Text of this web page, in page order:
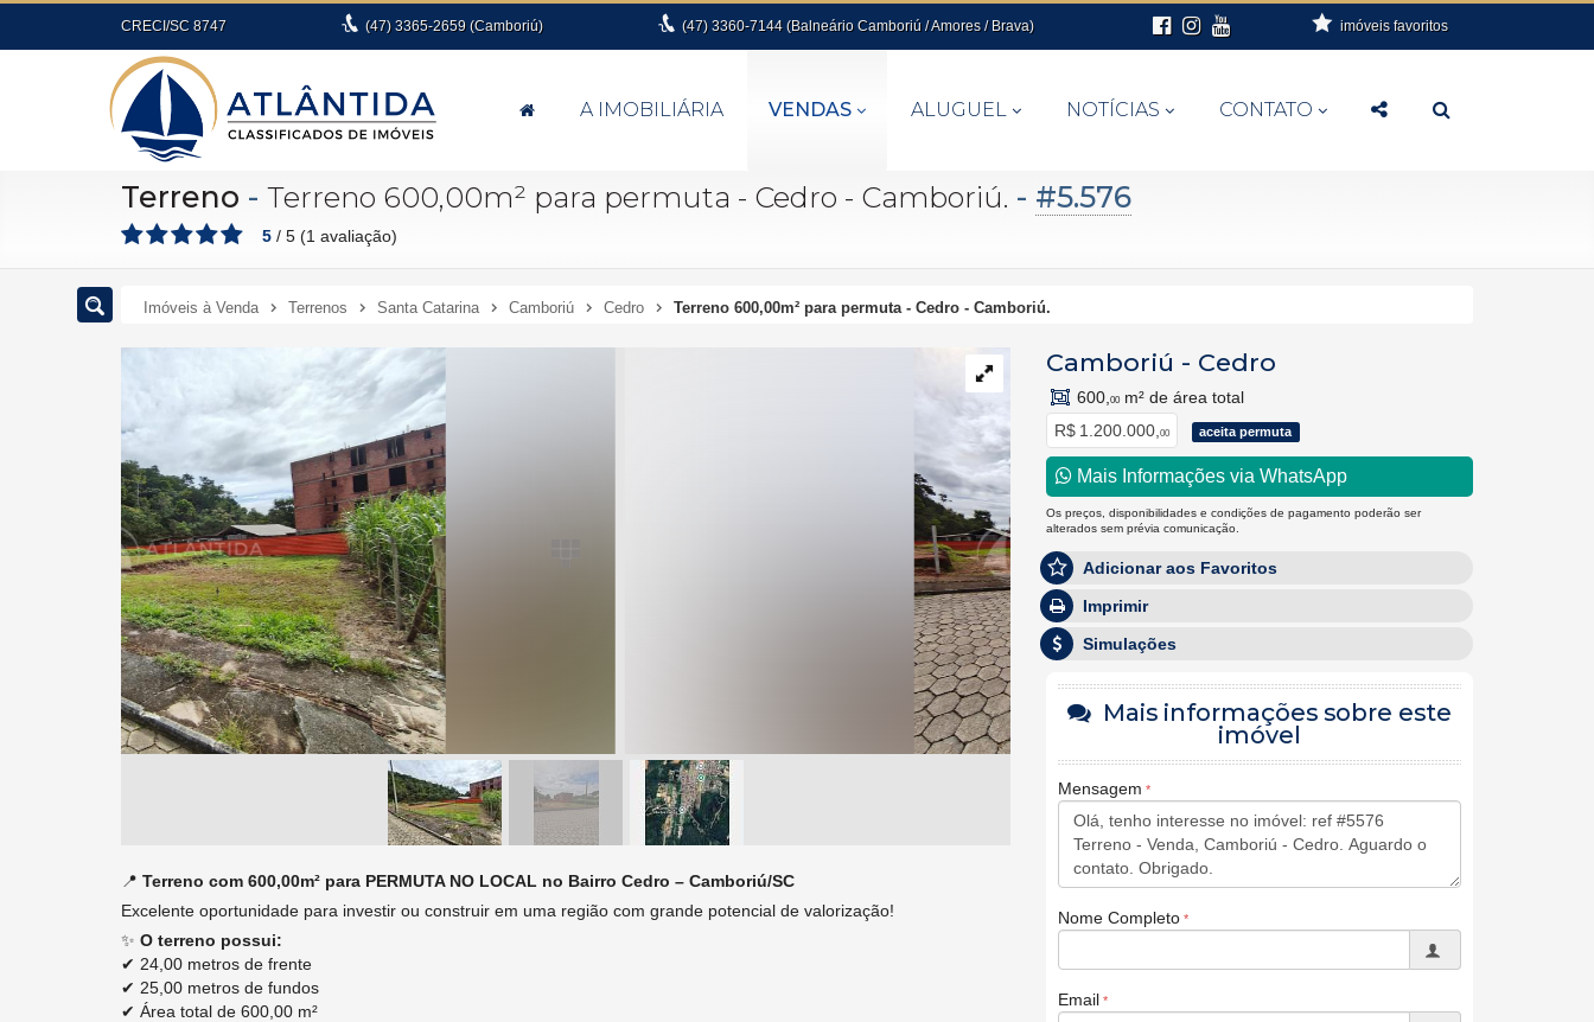
CRECI/SC 8747 (47) 3365-2659 (Camboriú) (47) 3360-7144 (Balneário Camboriú / Amores / Brava) imóveis favoritos
A IMOBILIÁRIA VENDAS ALUGUEL NOTÍCIAS CONTATO
Terreno - Terreno 600,00m² para permuta - Cedro - Camboriú. - #5.576
5 / 5 (1 avaliação)
Imóveis à Venda Terrenos Santa Catarina Camboriú Cedro Terreno 600,00m² para permuta - Cedro - Camboriú.
📍 Terreno com 600,00m² para PERMUTA NO LOCAL no Bairro Cedro – Camboriú/SC
Excelente oportunidade para investir ou construir em uma região com grande potencial de valorização!
✨ O terreno possui:
✔ 24,00 metros de frente
✔ 25,00 metros de fundos
✔ Área total de 600,00 m²
Camboriú - Cedro
600, 00 m² de área total
R$ 1.200.000, 00 aceita permuta
Mais Informações via WhatsApp
Os preços, disponibilidades e condições de pagamento poderão ser
alterados sem prévia comunicação.
Adicionar aos Favoritos
Imprimir
Simulações
Mais informações sobre este
imóvel
Mensagem
Nome Completo
Email